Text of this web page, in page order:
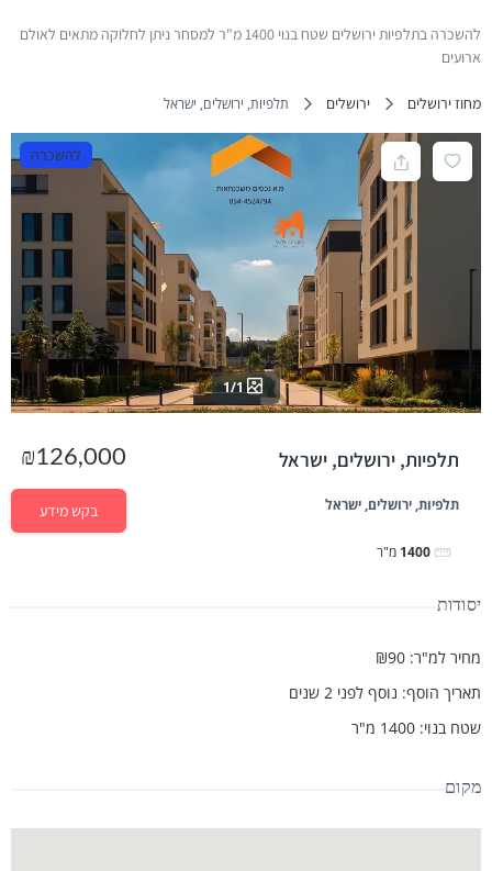
להשכרה בתלפיות ירושלים שטח בנוי 1400 מ"ר למסחר ניתן לחלוקה מתאים לאולם
ארועים
מחוז ירושלים ירושלים תלפיות, ירושלים, ישראל
להשכרה
1/1
תלפיות, ירושלים, ישראל
תלפיות, ירושלים, ישראל
1400 מ"ר
₪126,000
בקש מידע
יסודות
מחיר למ"ר:
₪90
תאריך הוסף: נוסף לפני 2 שנים
שטח בנוי:
1400 מ"ר
מקום